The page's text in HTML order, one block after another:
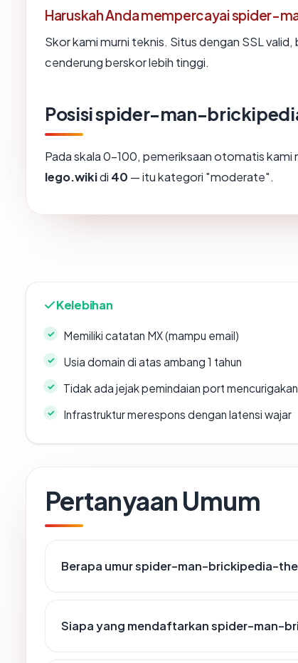
Haruskah Anda mempercayai spider-
Skor kami murni teknis. Situs dengan SSL
cenderung berskor lebih tinggi.
Posisi spider-man-
Pada skala 0-100, pemeriksaan otomatis kami
lego.wikidi 40 — itu kategori "moderate".
Kelebihan
Memiliki catatan MX (mampu email)
Usia domain di atas ambang 1 tahun
Tidak ada jejak pemindaian port mencurigakan
Infrastruktur merespons dengan latensi wajar
Pertanyaan Umum
Berapa umur spider-man-brickipedia-
Siapa yang mendaftarkan spider-man-